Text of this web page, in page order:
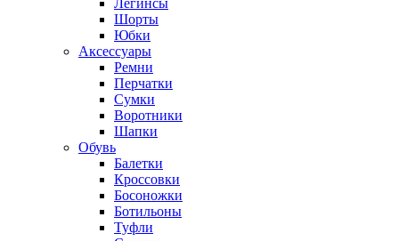
Легинсы
Шорты
Юбки
Аксессуары
Ремни
Перчатки
Сумки
Воротники
Шапки
Обувь
Балетки
Кроссовки
Босоножки
Ботильоны
Туфли